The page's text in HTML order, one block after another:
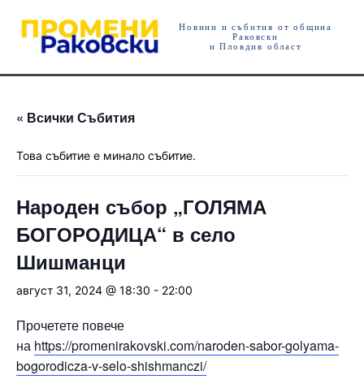
Новини и събития от община
Раковски
и Пловдив област
« Всички Събития
Това събитие е минало събитие.
Народен събор „ГОЛЯМА
БОГОРОДИЦА“ в село
Шишманци
август 31, 2024 @ 18:30 - 22:00
Прочетете повече
на https://promenirakovski.com/naroden-sabor-golyama-
bogorodicza-v-selo-shishmanczi/